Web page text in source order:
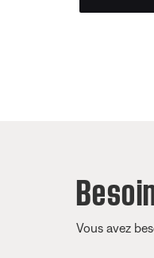
Vous avez